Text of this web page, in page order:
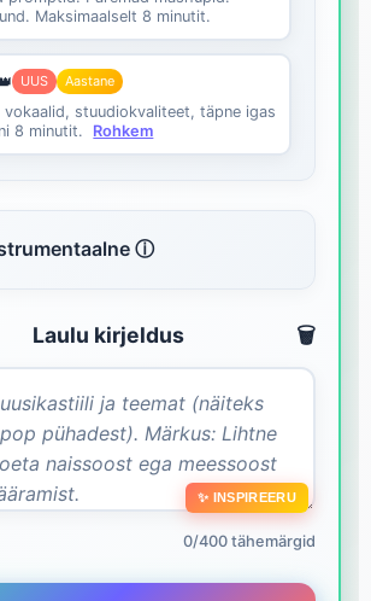
Maksimaalselt 8 minutit.
UUS Aastane
vokaalid, stuudiokvaliteet, täpne igas
8 minutit.
Rohkem
ⓘ
Laulu kirjeldus 🗑️
✨ INSPIREERU
0/400 tähemärgid